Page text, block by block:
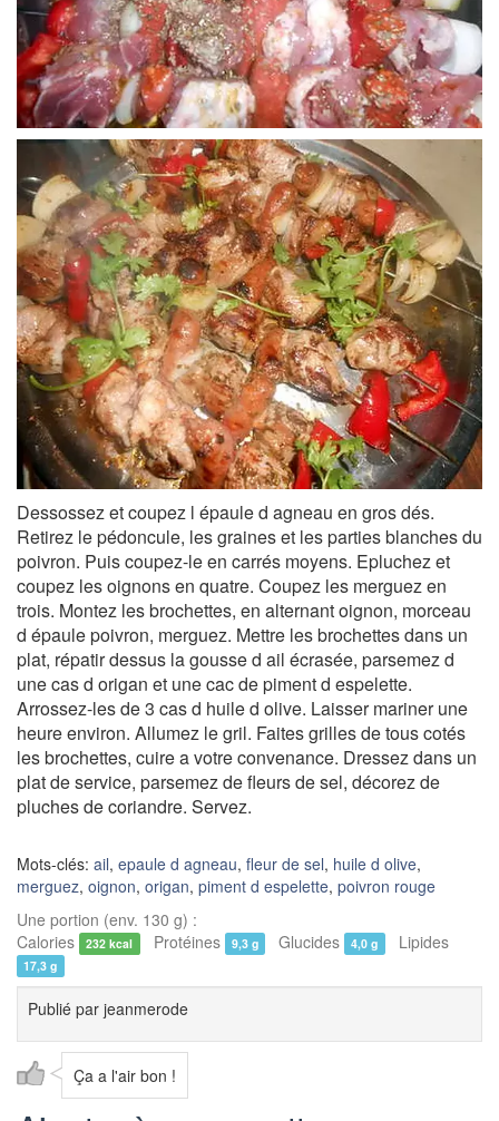
Dessossez et coupez l épaule d agneau en gros dés.
Retirez le pédoncule, les graines et les parties blanches du
poivron. Puis coupez-le en carrés moyens. Epluchez et
coupez les oignons en quatre. Coupez les merguez en
trois. Montez les brochettes, en alternant oignon, morceau
d épaule poivron, merguez. Mettre les brochettes dans un
plat, répatir dessus la gousse d ail écrasée, parsemez d
une cas d origan et une cac de piment d espelette.
Arrossez-les de 3 cas d huile d olive. Laisser mariner une
heure environ. Allumez le gril. Faites grilles de tous cotés
les brochettes, cuire a votre convenance. Dressez dans un
plat de service, parsemez de fleurs de sel, décorez de
pluches de coriandre. Servez.
Mots-clés: ail, epaule d agneau, fleur de sel, huile d olive,
merguez, oignon, origan, piment d espelette, poivron rouge
Une portion (env. 130 g) :
Calories
232 kcal Protéines 9,3 g Glucides 4,0 g Lipides
17,3 g
Publié par jeanmerode
Ça a l'air bon !